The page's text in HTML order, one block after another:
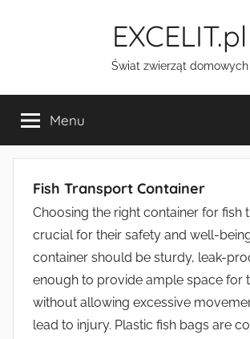
EXCELIT.pl
Świat zwierząt domowych
Menu
Fish Transport Container
Choosing the right container for fish
crucial for their safety and well-
container should be sturdy, leak-
enough to provide ample space for
without allowing excessive
lead to injury. Plastic fish bags are